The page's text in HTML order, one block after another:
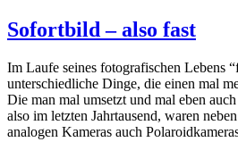
Sofortbild – also fast
Im Laufe seines fotografischen Lebens
unterschiedliche Dinge, die einen mal
Die man mal umsetzt und mal eben
also im letzten Jahrtausend, waren
analogen Kameras auch